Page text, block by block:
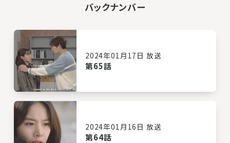
バックナンバー
2024年01月17日 放送
第65話
2024年01月16日 放送
第64話